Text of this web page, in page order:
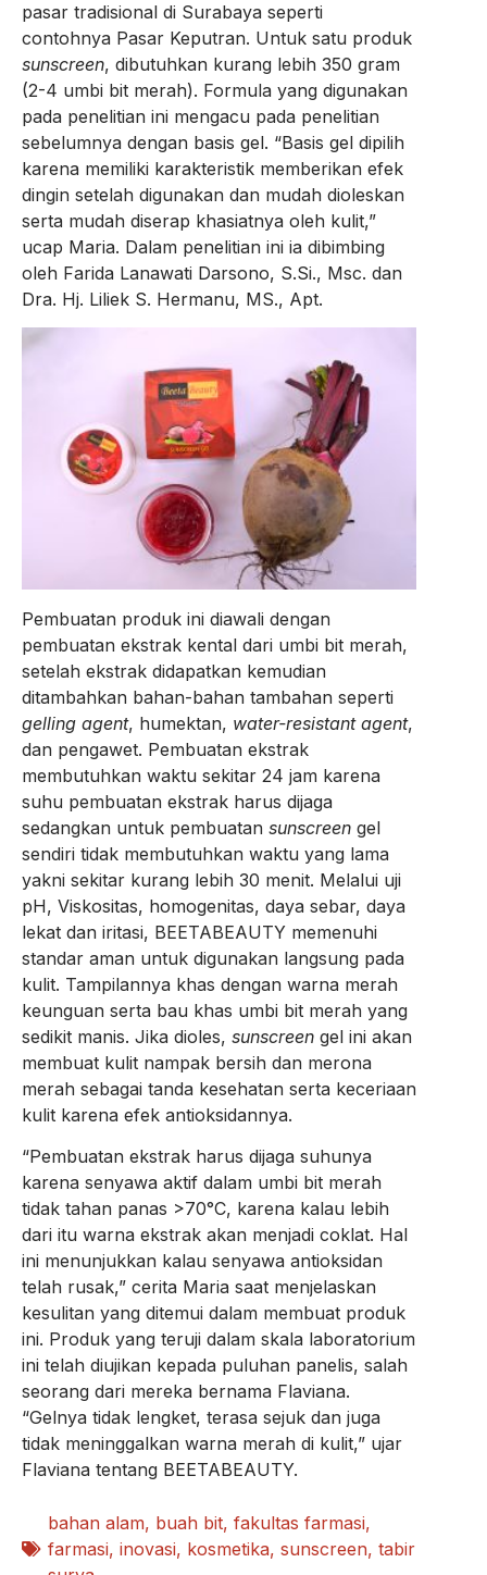
pasar tradisional di Surabaya seperti
contohnya Pasar Keputran. Untuk satu produk
sunscreen, dibutuhkan kurang lebih 350 gram
(2-4 umbi bit merah). Formula yang digunakan
pada penelitian ini mengacu pada penelitian
sebelumnya dengan basis gel. “Basis gel dipilih
karena memiliki karakteristik memberikan efek
dingin setelah digunakan dan mudah dioleskan
serta mudah diserap khasiatnya oleh kulit,”
ucap Maria. Dalam penelitian ini ia dibimbing
oleh Farida Lanawati Darsono, S.Si., Msc. dan
Dra. Hj. Liliek S. Hermanu, MS., Apt.
Pembuatan produk ini diawali dengan
pembuatan ekstrak kental dari umbi bit merah,
setelah ekstrak didapatkan kemudian
ditambahkan bahan-bahan tambahan seperti
gelling agent, humektan, water-resistant agent,
dan pengawet. Pembuatan ekstrak
membutuhkan waktu sekitar 24 jam karena
suhu pembuatan ekstrak harus dijaga
sedangkan untuk pembuatan sunscreen gel
sendiri tidak membutuhkan waktu yang lama
yakni sekitar kurang lebih 30 menit. Melalui uji
pH, Viskositas, homogenitas, daya sebar, daya
lekat dan iritasi, BEETABEAUTY memenuhi
standar aman untuk digunakan langsung pada
kulit. Tampilannya khas dengan warna merah
keunguan serta bau khas umbi bit merah yang
sedikit manis. Jika dioles, sunscreen gel ini akan
membuat kulit nampak bersih dan merona
merah sebagai tanda kesehatan serta keceriaan
kulit karena efek antioksidannya.
“Pembuatan ekstrak harus dijaga suhunya
karena senyawa aktif dalam umbi bit merah
tidak tahan panas >70°C, karena kalau lebih
dari itu warna ekstrak akan menjadi coklat. Hal
ini menunjukkan kalau senyawa antioksidan
telah rusak,” cerita Maria saat menjelaskan
kesulitan yang ditemui dalam membuat produk
ini. Produk yang teruji dalam skala laboratorium
ini telah diujikan kepada puluhan panelis, salah
seorang dari mereka bernama Flaviana.
“Gelnya tidak lengket, terasa sejuk dan juga
tidak meninggalkan warna merah di kulit,” ujar
Flaviana tentang BEETABEAUTY.
bahan alam, buah bit, fakultas farmasi,
farmasi, inovasi, kosmetika, sunscreen, tabir